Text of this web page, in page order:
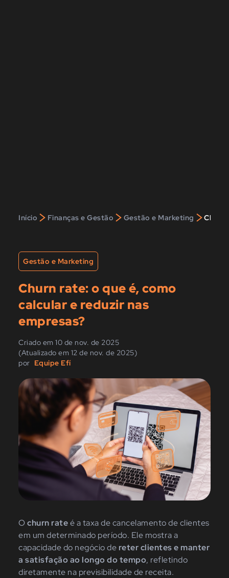
Início > Finanças e Gestão > Gestão e Marketing >Churn
Gestão e Marketing
Churn rate: o que é, como
calcular e reduzir nas
empresas?
Criado em 10 de nov. de 2025
(Atualizado em 12 de nov. de 2025)
por Equipe Efí
Ochurn rateé a taxa de cancelamento de clientes
em um determinado período. Ele mostra a
capacidade do negócio de reter clientes e manter
a satisfação ao longo do tempo, refletindo
diretamente na previsibilidade de receita.